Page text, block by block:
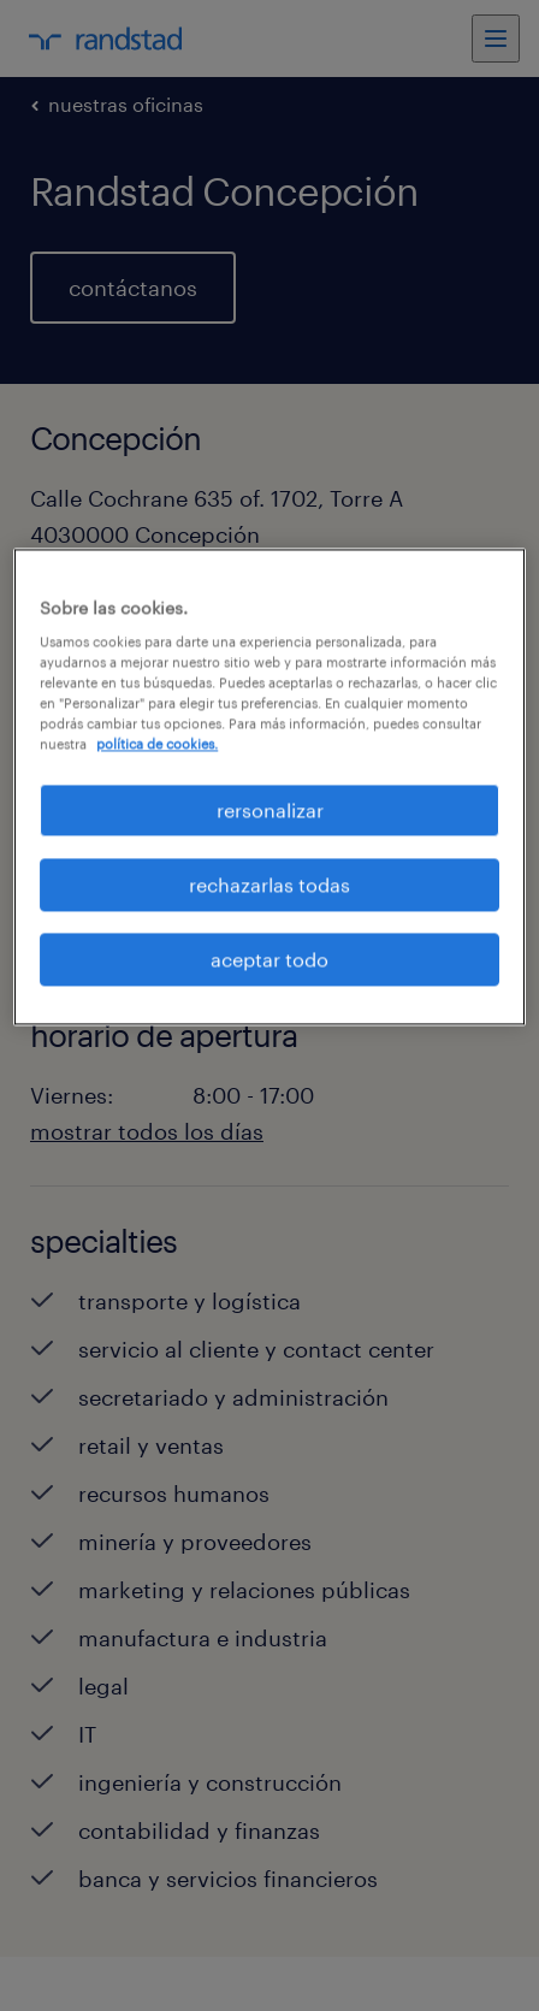
nuestras oficinas
Randstad Concepción
contáctanos
Concepción
Calle Cochrane 635 of. 1702, Torre A
4030000 Concepción
horario de apertura
Viernes:
8:00 - 17:00
mostrar todos los días
Miércoles :
Viernes:
8:00 - 17:00
Sábado:
CERRADA
Domingo:
CERRADA
specialties
transporte y logística
servicio al cliente y contact center
secretariado y administración
retail y ventas
recursos humanos
minería y proveedores
marketing y relaciones públicas
manufactura e industria
legal
IT
ingeniería y construcción
contabilidad y finanzas
banca y servicios financieros
Sobre las cookies.
Usamos cookies para darte una experiencia personalizada, para
ayudarnos a mejorar nuestro sitio web y para mostrarte información más
relevante en tus búsquedas. Puedes aceptarlas o rechazarlas, o hacer clic
en "Personalizar" para elegir tus preferencias. En cualquier momento
podrás cambiar tus opciones. Para más información, puedes consultar
nuestra
política de cookies.
rersonalizar
rechazarlas todas
aceptar todo